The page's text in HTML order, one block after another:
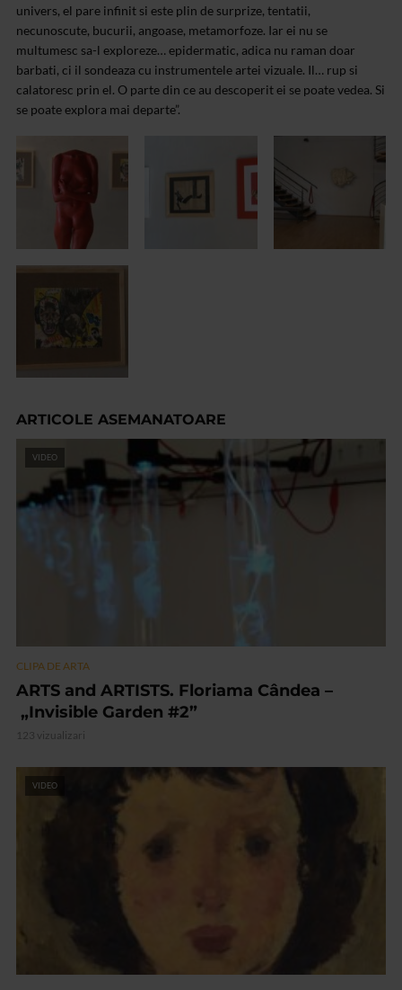
univers, el pare infinit si este plin de surprize, tentatii,
necunoscute, bucurii, angoase, metamorfoze. Iar ei nu se
multumesc sa-l exploreze… epidermatic, adica nu raman doar
barbati, ci il sondeaza cu instrumentele artei vizuale. Il… rup si
calatoresc prin el. O parte din ce au descoperit ei se poate vedea. Si
se poate explora mai departe”.
ARTICOLE ASEMANATOARE
VIDEO
CLIPA DE ARTA
ARTS and ARTISTS. Floriama Cândea –
„Invisible Garden #2”
123 vizualizari
VIDEO